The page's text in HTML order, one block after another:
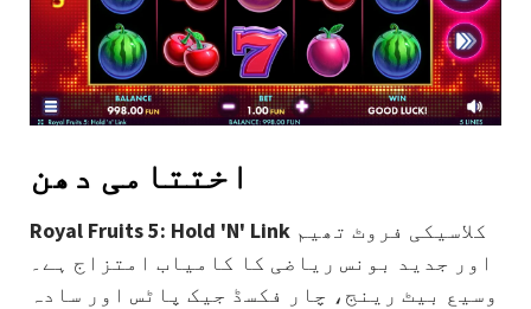
اختتامی دھن
Royal Fruits 5: Hold 'N' Link
اور جدید بونس ریاضی کا کامیاب امتزاج ہے۔
وسیع بیٹ رینج، چار فکسڈ جیک پاٹس اور سادہ